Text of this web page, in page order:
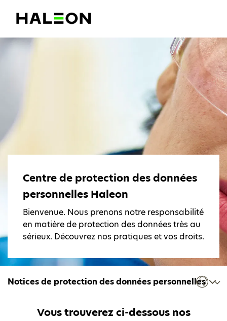
Centre de protection des données
personnelles Haleon
Bienvenue. Nous prenons notre responsabilité
en matière de protection des données très au
sérieux. Découvrez nos pratiques et vos droits.
Notices de protection des données personnelles
Vous trouverez ci-dessous nos